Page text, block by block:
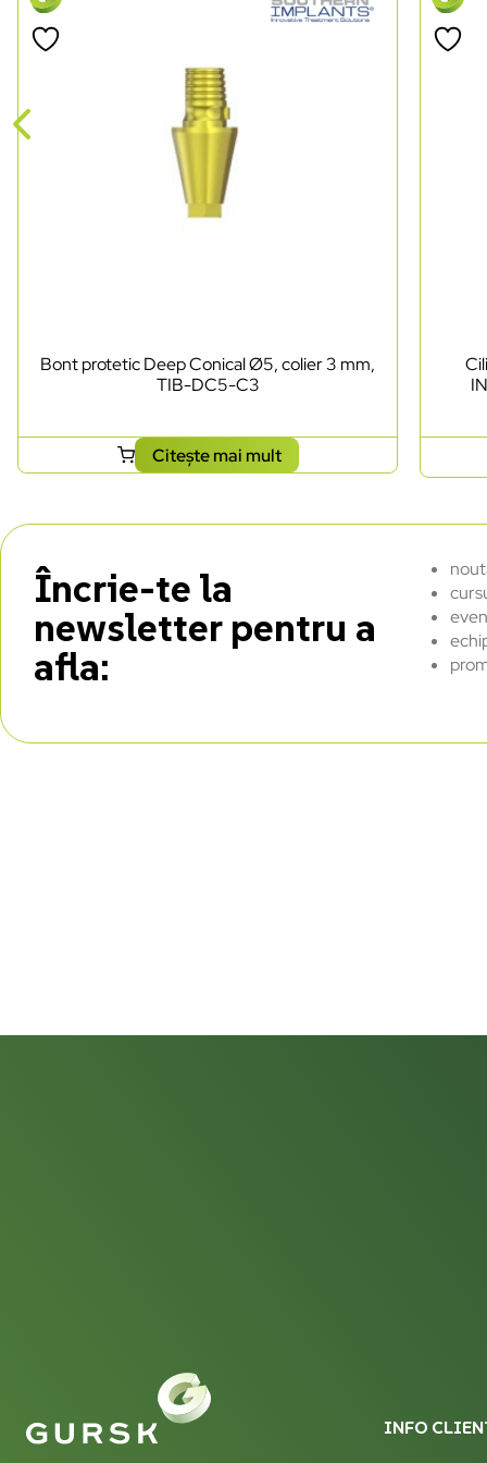
Bont protetic Deep Conical Ø5, colier 3 mm,
TIB-DC5-C3
Citește mai mult
Încrie-te la
newsletter pentru a
afla:
INFO